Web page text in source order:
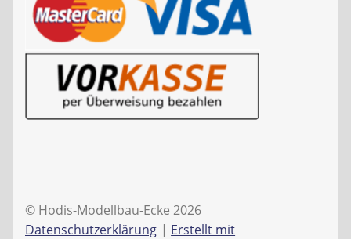
© Hodis-Modellbau-Ecke 2026
Datenschutzerklärung
Erstellt mit